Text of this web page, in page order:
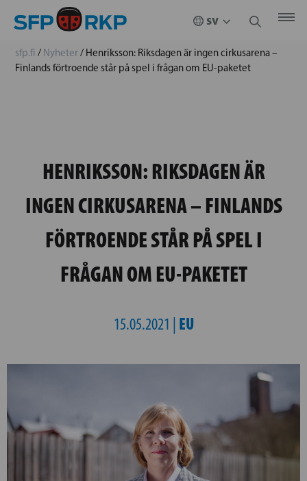
sfp.fi / Nyheter/ Henriksson: Riksdagen är ingen cirkusarena –
Finlands förtroende står på spel i frågan om EU-paketet
HENRIKSSON: RIKSDAGEN ÄR
INGEN CIRKUSARENA – FINLANDS
FÖRTROENDE STÅR PÅ SPEL I
FRÅGAN OM EU-PAKETET
15.05.2021 | EU